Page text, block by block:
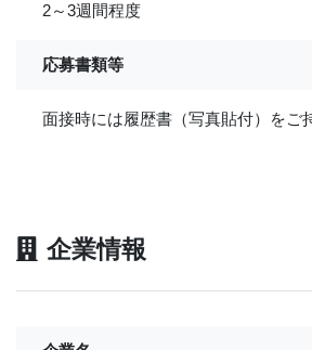
2～3週間程度
応募書類等
面接時には履歴書（写真貼付）をご
企業情報